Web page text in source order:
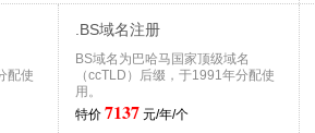
配使
.BS域名注册
BS域名为巴哈马国家顶级域名
（ccTLD）后缀，于1991年分配使
用。
特价 7137 元/年/个